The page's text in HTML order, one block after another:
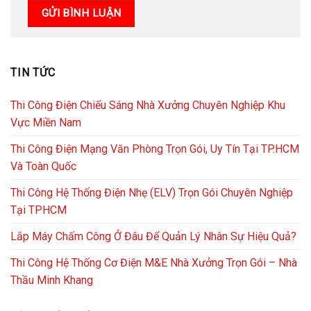
TIN TỨC
Thi Công Điện Chiếu Sáng Nhà Xưởng Chuyên Nghiệp Khu
Vực Miền Nam
Thi Công Điện Mạng Văn Phòng Trọn Gói, Uy Tín Tại TP.HCM
Và Toàn Quốc
Thi Công Hệ Thống Điện Nhẹ (ELV) Trọn Gói Chuyên Nghiệp
Tại TPHCM
Lắp Máy Chấm Công Ở Đâu Để Quản Lý Nhân Sự Hiệu Quả?
Thi Công Hệ Thống Cơ Điện M&E Nhà Xưởng Trọn Gói – Nhà
Thầu Minh Khang